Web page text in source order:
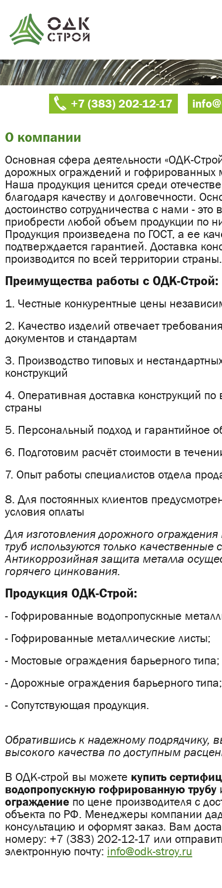
+7 (383) 202-12-17
О компании
Основная сфера деятельности «ОДК-
дорожных ограждений и гофрированных
Наша продукция ценится среди
благодаря качеству и долговечности.
достоинство сотрудничества с нами - это
приобрести любой объем продукции по
Продукция произведена по ГОСТ, а ее
подтверждается гарантией. Доставка
производится по всей территории
Преимущества работы с ОДК-Строй:
1. Честные конкурентные цены
2. Качество изделий отвечает
документов и стандартам
3. Производство типовых и
конструкций
4. Оперативная доставка конструкций по
страны
5. Персональный подход и гарантийное
6. Подготовим расчёт стоимости в
7. Опыт работы специалистов отдела
8. Для постоянных клиентов
условия оплаты
Для изготовления дорожного
труб используются только качественные
Антикоррозийная защита металла
горячего цинкования.
Продукция ОДК-Строй:
- Гофрированные водопропускные
- Гофрированные металлические листы;
- Мостовые ограждения барьерного типа;
- Дорожные ограждения барьерного типа;
- Сопутствующая продукция.
Обратившись к надежному подрядчику,
высокого качества по доступным
В ОДК-строй вы можете купить
водопропускную гофрированную трубу
ограждение по цене производителя с
объекта по РФ. Менеджеры компании
консультацию и оформят заказ. Вам
номеру: +7 (383) 202-12-17 или
электронную почту: info@odk-stroy.ru